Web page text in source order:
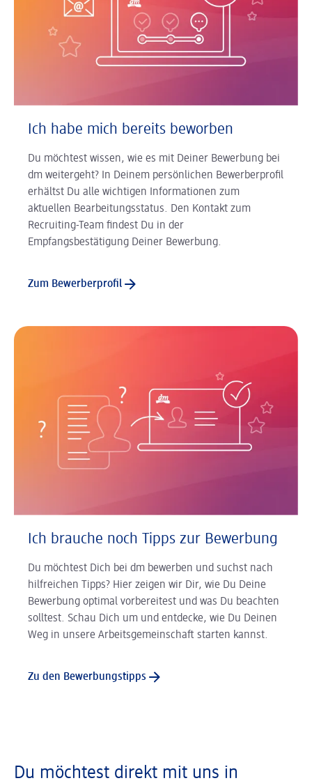
Ich habe mich bereits beworben
Du möchtest wissen, wie es mit Deiner Bewerbung bei
dm weitergeht? In Deinem persönlichen Bewerberprofil
erhältst Du alle wichtigen Informationen zum
aktuellen Bearbeitungsstatus. Den Kontakt zum
Recruiting-Team findest Du in der
Empfangsbestätigung Deiner Bewerbung.
Zum Bewerberprofil
Ich brauche noch Tipps zur Bewerbung
Du möchtest Dich bei dm bewerben und suchst nach
hilfreichen Tipps? Hier zeigen wir Dir, wie Du Deine
Bewerbung optimal vorbereitest und was Du beachten
solltest. Schau Dich um und entdecke, wie Du Deinen
Weg in unsere Arbeitsgemeinschaft starten kannst.
Zu den Bewerbungstipps
Du möchtest direkt mit uns in